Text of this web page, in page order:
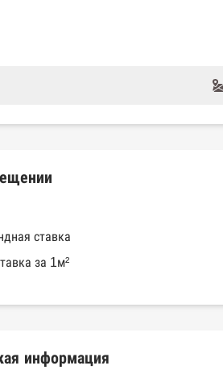
ставка
за 1м²
информация